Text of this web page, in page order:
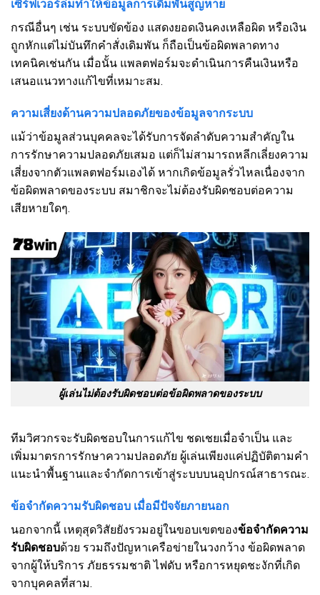
เซิร์ฟเวอร์ล่มทำให้ข้อมูลการเดิมพันสูญหาย
กรณีอื่นๆ เช่น ระบบขัดข้อง แสดงยอดเงินคงเหลือผิด หรือเงิน
ถูกหักแต่ไม่บันทึกคำสั่งเดิมพัน ก็ถือเป็นข้อผิดพลาดทาง
เทคนิคเช่นกัน เมื่อนั้น แพลตฟอร์มจะดำเนินการคืนเงินหรือ
เสนอแนวทางแก้ไขที่เหมาะสม.
ความเสี่ยงด้านความปลอดภัยของข้อมูลจากระบบ
แม้ว่าข้อมูลส่วนบุคคลจะได้รับการจัดลำดับความสำคัญใน
การรักษาความปลอดภัยเสมอ แต่ก็ไม่สามารถหลีกเลี่ยงความ
เสี่ยงจากตัวแพลตฟอร์มเองได้ หากเกิดข้อมูลรั่วไหลเนื่องจาก
ข้อผิดพลาดของระบบ สมาชิกจะไม่ต้องรับผิดชอบต่อความ
เสียหายใดๆ.
ผู้เล่นไม่ต้องรับผิดชอบต่อข้อผิดพลาดของระบบ
ทีมวิศวกรจะรับผิดชอบในการแก้ไข ชดเชยเมื่อจำเป็น และ
เพิ่มมาตรการรักษาความปลอดภัย ผู้เล่นเพียงแค่ปฏิบัติตามคำ
แนะนำพื้นฐานและจำกัดการเข้าสู่ระบบบนอุปกรณ์สาธารณะ.
ข้อจำกัดความรับผิดชอบ เมื่อมีปัจจัยภายนอก
นอกจากนี้ เหตุสุดวิสัยยังรวมอยู่ในขอบเขตของข้อจำกัดความ
รับผิดชอบด้วย รวมถึงปัญหาเครือข่ายในวงกว้าง ข้อผิดพลาด
จากผู้ให้บริการ ภัยธรรมชาติ ไฟดับ หรือการหยุดชะงักที่เกิด
จากบุคคลที่สาม.